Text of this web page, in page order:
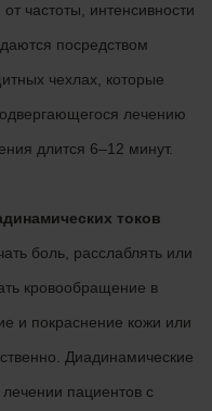
частоты, интенсивности
посредством
чехлах, которые
лечению
длится 6–12 минут.
токов
боль, расслаблять или
кровообращение в
и покраснение кожи или
Диадинамические
пациентов с